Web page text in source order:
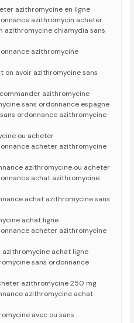
azithromycine en ligne
azithromycin acheter
azithromycine chlamydia sans
azithromycine
on avoir azithromycine sans
azithromycine
sans ordonnance espagne
ordonnance azithromycine
ou acheter
acheter azithromycine
azithromycine ou acheter
achat azithromycine
achat azithromycine sans
achat ligne
acheter azithromycine
achat ligne
sans ordonnance
azithromycine 250 mg
azithromycine achat
avec ou sans